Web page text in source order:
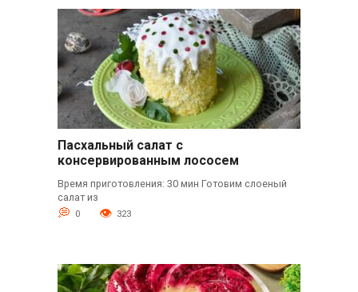
Пасхальный салат с
консервированным лососем
Время приготовления: 30 мин Готовим слоеный
салат из
0 323